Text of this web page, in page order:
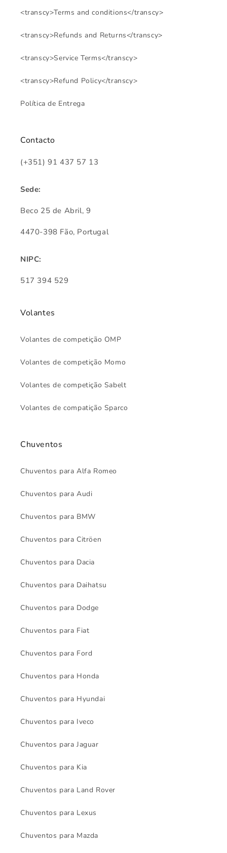
<transcy>Terms and conditions</transcy>
<transcy>Refunds and Returns</transcy>
<transcy>Service Terms</transcy>
<transcy>Refund Policy</transcy>
Política de Entrega
Contacto
(+351) 91 437 57 13
Sede:
Beco 25 de Abril, 9
4470-398 Fão, Portugal
NIPC:
517 394 529
Volantes
Volantes de competição OMP
Volantes de competição Momo
Volantes de competição Sabelt
Volantes de compatição Sparco
Chuventos
Chuventos para Alfa Romeo
Chuventos para Audi
Chuventos para BMW
Chuventos para Citröen
Chuventos para Dacia
Chuventos para Daihatsu
Chuventos para Dodge
Chuventos para Fiat
Chuventos para Ford
Chuventos para Honda
Chuventos para Hyundai
Chuventos para Iveco
Chuventos para Jaguar
Chuventos para Kia
Chuventos para Land Rover
Chuventos para Lexus
Chuventos para Mazda